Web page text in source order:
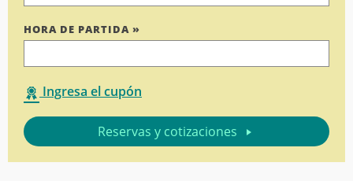
HORA DE PARTIDA »
Ingresa el cupón
Reservas y cotizaciones